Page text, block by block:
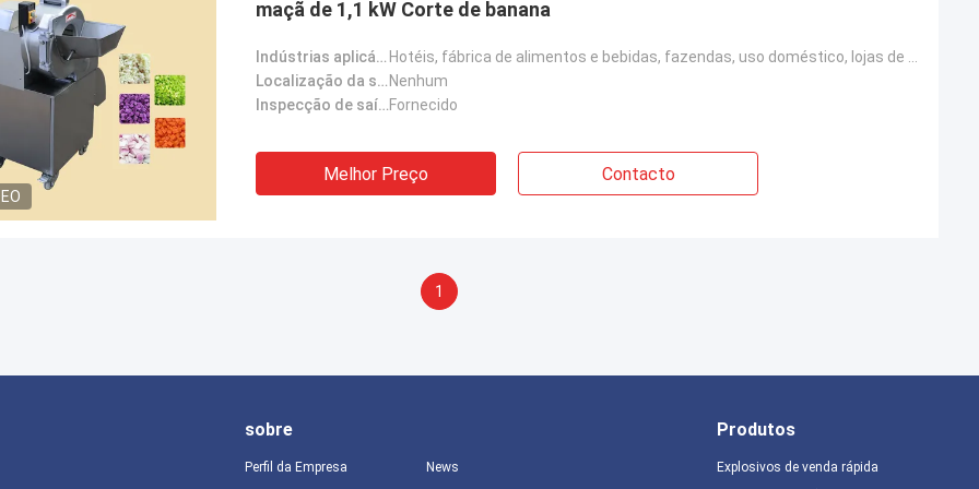
maçã de 1,1 kW Corte de banana
Indústrias aplicáveis:
Localização da sala de exposição: Nenhum
Inspecção de saída por vídeo:Fornecido
Melhor Preço Contacto
1
sobre
Perfil da Empresa
News
Produtos
Explosivos de venda rápida